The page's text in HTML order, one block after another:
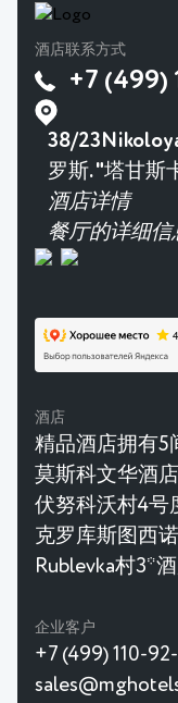
酒店联系方式
+7 (499)
38/
罗斯. "塔甘斯
酒店详情
餐厅的详细信
酒店
精品酒店拥有5
莫斯科文华酒
伏努科沃村4号
克罗库斯图西
Rublevka村3*
企业客户
+7 (499) 110-